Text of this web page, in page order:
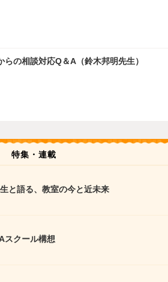
らの相談対応Q＆A（鈴木邦明先生）
特集・連載
と語る、教室の今と近未来
スクール構想